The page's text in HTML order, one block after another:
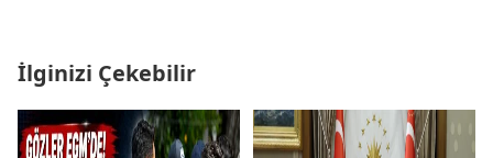
İlginizi Çekebilir